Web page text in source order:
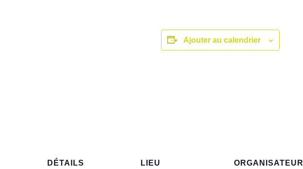
Ajouter au calendrier
DÉTAILS
LIEU ORGANISATEUR